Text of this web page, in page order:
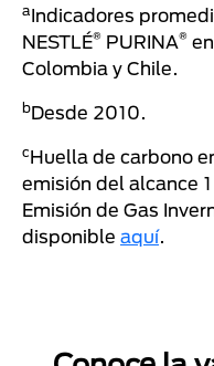
aIndicadores
NESTLÉ® PURINA®
Colombia y Chile.
bDesde 2010.
cHuella de carbono
emisión del alcance
Emisión de Gas
disponible aquí.